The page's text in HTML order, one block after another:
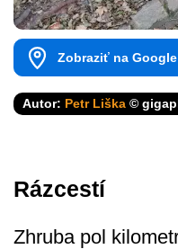
Zobraziť na
Autor: Petr Liška ©
Rázcestí
Zhruba pol